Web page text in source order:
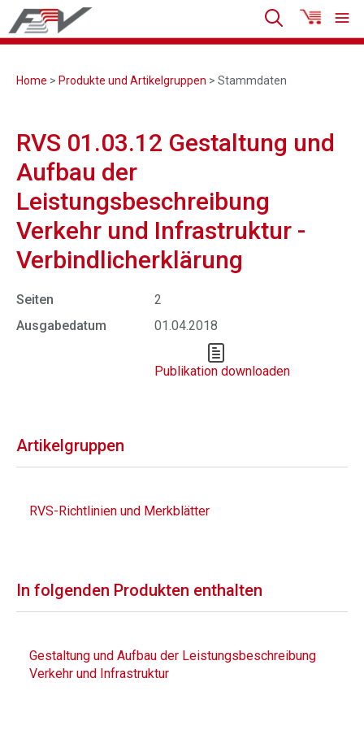
Home > Produkte und Artikelgruppen > Stammdaten
RVS 01.03.12 Gestaltung und
Aufbau der
Leistungsbeschreibung
Verkehr und Infrastruktur -
Verbindlicherklärung
Seiten
2
Ausgabedatum
01.04.2018
Publikation downloaden
Artikelgruppen
RVS-Richtlinien und Merkblätter
In folgenden Produkten enthalten
Gestaltung und Aufbau der Leistungsbeschreibung
Verkehr und Infrastruktur